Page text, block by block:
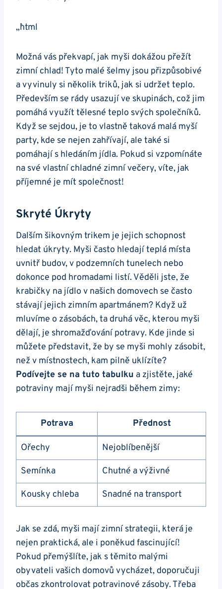
„`html
Možná vás překvapí, jak myši dokážou přežít
zimní chlad! Tyto malé šelmy jsou přizpůsobivé
a vyvinuly si několik triků, jak si udržet teplo.
Především se rády usazují ve skupinách, což jim
pomáhá využít tělesné teplo svých společníků.
Když se sejdou, je to vlastně taková malá myší
party, kde se nejen zahřívají, ale také si
pomáhají s hledáním jídla. Pokud si vzpomínáte
na své vlastní chladné zimní večery, víte, jak
příjemné je mít společnost!
Skryté Úkryty
Dalším šikovným trikem je jejich schopnost
hledat úkryty. Myši často hledají teplá místa
uvnitř budov, v podzemních tunelech nebo
dokonce pod hromadami listí. Věděli jste, že
krabičky na jídlo v našich domovech se často
stávají jejich zimním apartmánem? Když už
mluvíme o zásobách, ta druhá věc, kterou myši
dělají, je shromažďování potravy. Kde jinde si
můžete představit, že by se myši mohly zásobit,
než v místnostech, kam pilně uklízíte?
Podívejte se na tuto tabulku a zjistěte, jaké
potraviny mají myši nejradši během zimy:
Potrava Přednost
Ořechy Nejoblíbenější
Semínka Chutné a výživné
Kousky chleba Snadné na transport
Jak se zdá, myši mají zimní strategii, která je
nejen praktická, ale i poněkud fascinující!
Pokud přemýšlíte, jak s těmito malými
obyvateli vašich domovů vycházet, doporučuji
občas zkontrolovat potravinové zásoby. Třeba